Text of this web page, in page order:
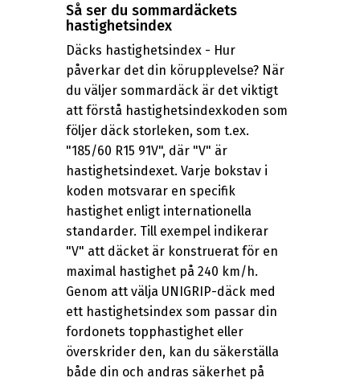
Så ser du sommardäckets
hastighetsindex
Däcks hastighetsindex - Hur
påverkar det din körupplevelse? När
du väljer sommardäck är det viktigt
att förstå hastighetsindexkoden som
följer däck storleken, som t.ex.
"185/60 R15 91V", där "V" är
hastighetsindexet. Varje bokstav i
koden motsvarar en specifik
hastighet enligt internationella
standarder. Till exempel indikerar
"V" att däcket är konstruerat för en
maximal hastighet på 240 km/h.
Genom att välja UNIGRIP-däck med
ett hastighetsindex som passar din
fordonets topphastighet eller
överskrider den, kan du säkerställa
både din och andras säkerhet på